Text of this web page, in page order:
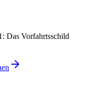
Das Vorfahrtsschild